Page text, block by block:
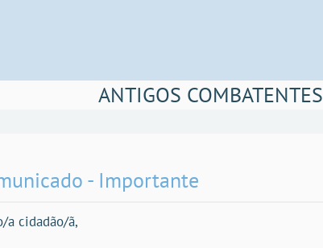
ANTIGOS COMBATENTES
- Importante
a cidadão/ã,